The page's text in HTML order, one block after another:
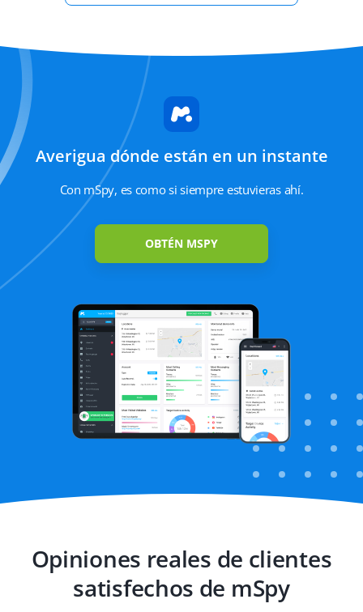
Viber Kik Instagram
Ubicación GPS
Geo-cercas
Keylogger
multimedia
navegación
Averigua dónde están en un instante
Con mSpy, es como si siempre estuvieras ahí.
OBTÉN MSPY
Opiniones reales de clientes
satisfechos de mSpy